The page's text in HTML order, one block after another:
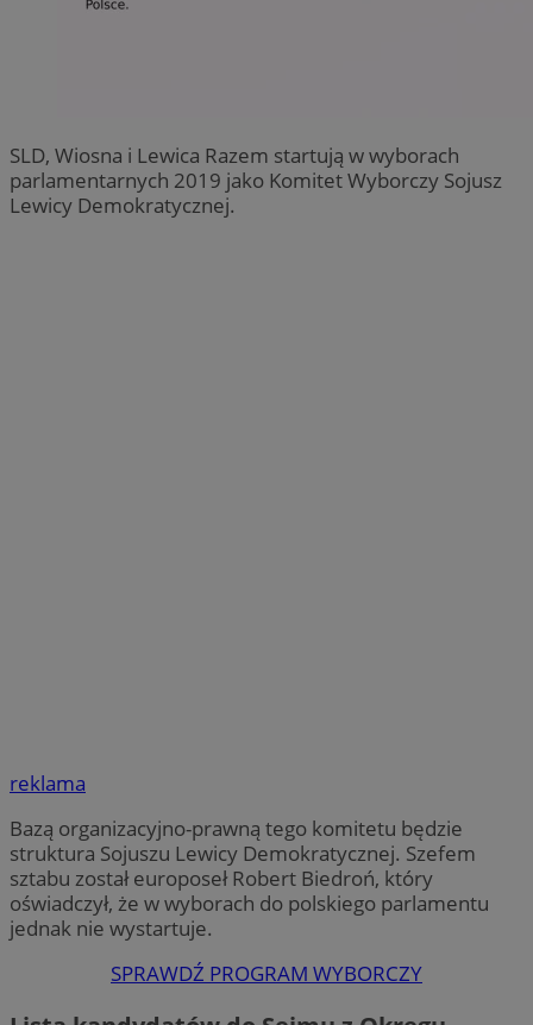
SLD, Wiosna i Lewica Razem startują w wyborach
parlamentarnych 2019 jako Komitet Wyborczy Sojusz
Lewicy Demokratycznej.
reklama
Bazą organizacyjno-prawną tego komitetu będzie
struktura Sojuszu Lewicy Demokratycznej. Szefem
sztabu został europoseł Robert Biedroń, który
oświadczył, że w wyborach do polskiego parlamentu
jednak nie wystartuje.
SPRAWDŹ PROGRAM WYBORCZY